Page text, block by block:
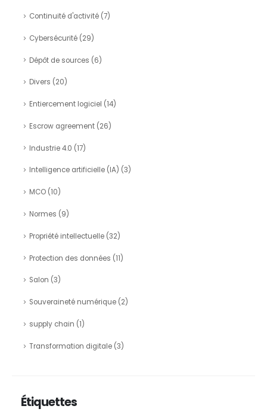
Continuité d'activité(7)
Cybersécurité(29)
Dépôt de sources (6)
Divers (20)
Entiercement logiciel (14)
Escrow agreement(26)
Industrie 4.0 (17)
Intelligence artificielle (IA) (3)
MCO(10)
Normes (9)
Propriété intellectuelle(32)
Protection des données (11)
Salon (3)
Souveraineté numérique(2)
supply chain (1)
Transformation digitale(3)
Étiquettes